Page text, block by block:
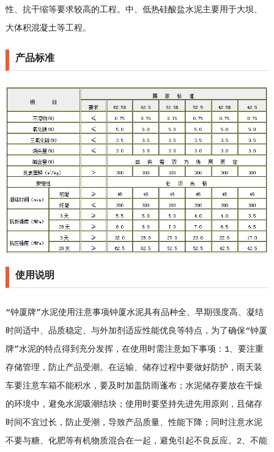
性、抗干缩等要求较高的工程。中、低热硅酸盐水泥主要用于大坝、
大体积混凝土等工程。
产品标准
使用说明
“钟厦牌”水泥使用注意事项钟厦水泥具有品种全、早期强度高、凝结
时间适中、品质稳定、与外加剂适应性能优良等特点，为了确保“钟厦
牌”水泥的特点得到充分发挥，在使用时需注意如下事项：1、要注重
存储管理，防止产品受潮。在运输、储存过程中要做好防护，雨天装
车要注意车箱不能积水，要及时加盖防雨蓬布；水泥储存要放在干燥
的环境中，避免水泥吸潮结块；使用时要坚持先进先用原则，且储存
时间不宜过长，防止受潮，导致产品质量、性能下降；同时注意水泥
不要与糖、化肥等有机物质混合在一起，避免引起不良反应。2、不能